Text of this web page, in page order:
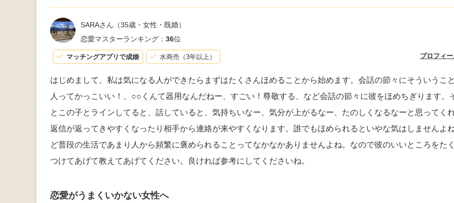
SARAさん （35歳・女性・既婚）
恋愛マスターランキング： 36位
マッチングアプリで成婚 水商売（3年以上） プロフィ
はじめまして、私は気になる人ができたらまずはたくさんほめることから始めます。会話の節々にそういうこ
人ってかっこいい！、○○くんて器用なんだねー、すごい！尊敬する、など会話の節々に彼をほめちぎります。
とこの子とラインしてると、話していると、気持ちいなー、気分が上がるなー、たのしくなるなーと思ってく
返信が返ってきやすくなったり相手から連絡が来やすくなります。誰でもほめられるといやな気はしませんよ
ど普段の生活であまり人から頻繁に褒められることってなかなかありませんよね。なので彼のいいところをた
つけてあげて教えてあげてください。良ければ参考にしてくださいね。
恋愛がうまくいかない女性へ